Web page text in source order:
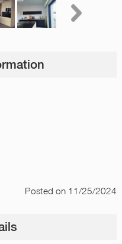
Postedon 11/25/2024